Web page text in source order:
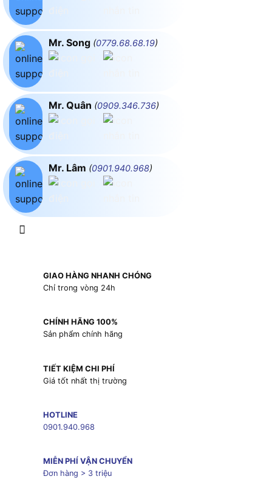
Mr. Song (0779.68.68.19)
Mr. Quân (0909.346.736)
Mr. Lâm (0901.940.968)
GIAO HÀNG NHANH CHÓNG
Chỉ trong vòng 24h
CHÍNH HÃNG 100%
Sản phẩm chính hãng
TIẾT KIỆM CHI PHÍ
Giá tốt nhất thị trường
HOTLINE
0901.940.968
MIỄN PHÍ VẬN CHUYỂN
Đơn hàng > 3 triệu